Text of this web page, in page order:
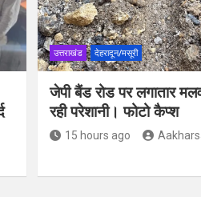
उत्तराखंड देहरादून/मसूरी
जेपी बैंड रोड पर लगातार
रही परेशानी। फोटो कैप्श
15 hours ago